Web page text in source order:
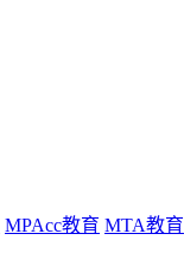
MPAcc教育 MTA教育